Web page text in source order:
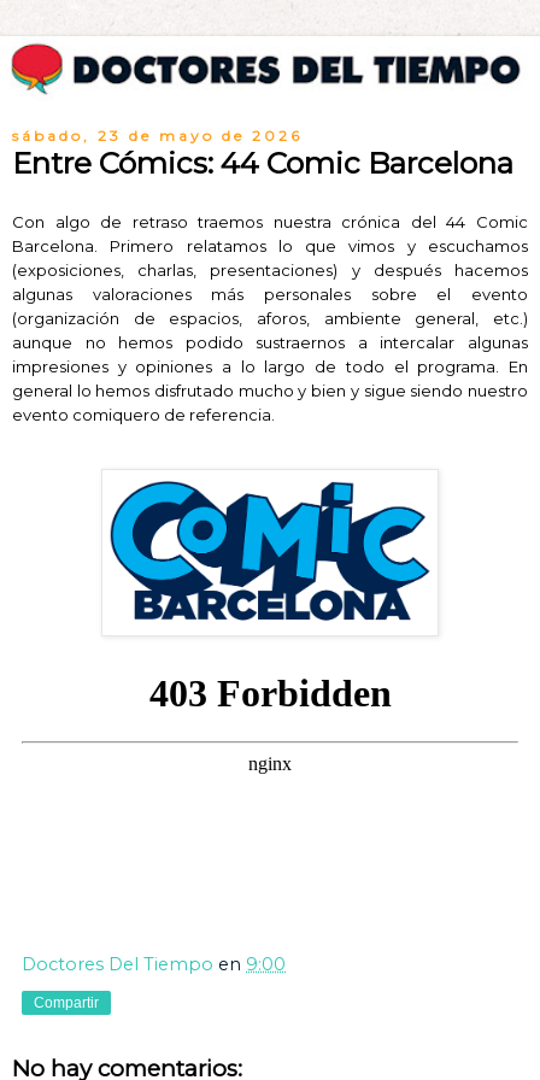
sábado, 23 de mayo de 2026
Entre Cómics: 44 Comic Barcelona
Con algo de retraso traemos nuestra crónica del 44 Comic
Barcelona. Primero relatamos lo que vimos y escuchamos
(exposiciones, charlas, presentaciones) y después hacemos
algunas valoraciones más personales sobre el evento
(organización de espacios, aforos, ambiente general, etc.)
aunque no hemos podido sustraernos a intercalar algunas
impresiones y opiniones a lo largo de todo el programa. En
general lo hemos disfrutado mucho y bien y sigue siendo nuestro
evento comiquero de referencia.
Doctores Del Tiempo en 9:00
Compartir
No hay comentarios: